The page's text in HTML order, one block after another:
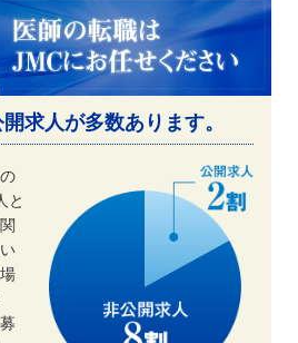
求人が多数あります。
と